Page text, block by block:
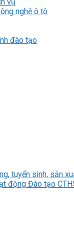
nghệ ô tô
đào tạo
tuyển sinh, sản
động Đào tạo